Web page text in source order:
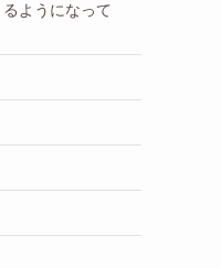
ようになって